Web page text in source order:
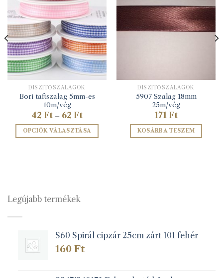
DÍSZÍTŐSZALAGOK
Bori taftszalag 5mm-es
10m/vég
42 Ft – 62 FtÁrtartomány:
42 Ft
-
62 Ft
OPCIÓK VÁLASZTÁSA
van.
termékoldalon
választhatók
DÍSZÍTŐSZALAGOK
5907 Szalag 18mm
25m/vég
171 Ft
KOSÁRBA TESZEM
Legújabb termékek
S60 Spirál cipzár 25cm zárt 101 fehér
160 Ft